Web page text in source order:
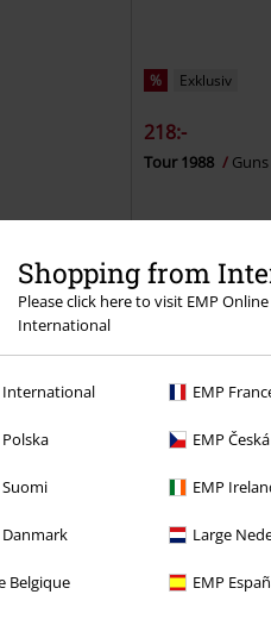
Shopping from
Please click here to visit EMP
International
International EMP
Polska EMP
Suomi EMP
Danmark Large
Belgique EMP
% Exklusiv
218:-
Tour 1988
Unna dig en 30-dagars